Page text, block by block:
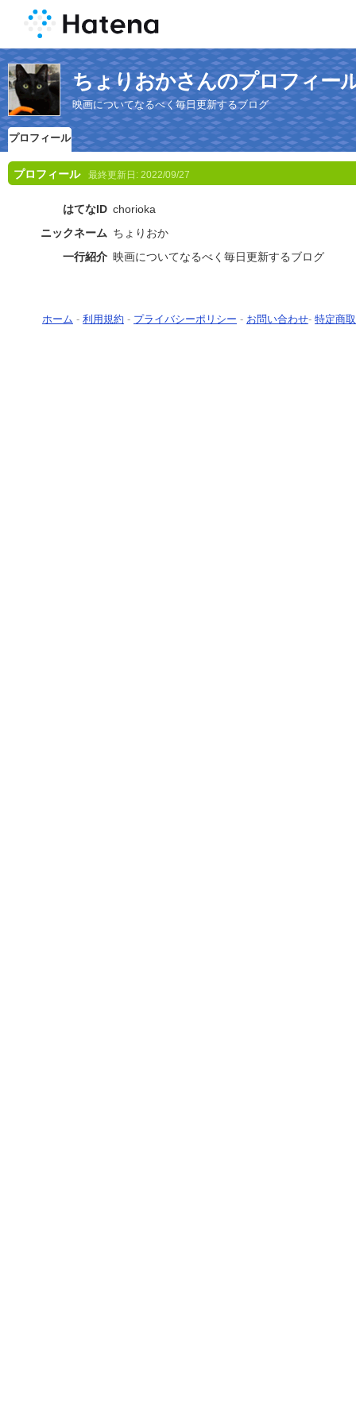
ちょりおかさんのプロフィー
映画についてなるべく毎日更新するブログ
プロフィール
プロフィール 最終更新日: 2022/09/27
はてなID chorioka
ニックネーム ちょりおか
一行紹介 映画についてなるべく毎日更新するブログ
ホーム - 利用規約 - プライバシーポリシー - お問い合わせ- 特定商